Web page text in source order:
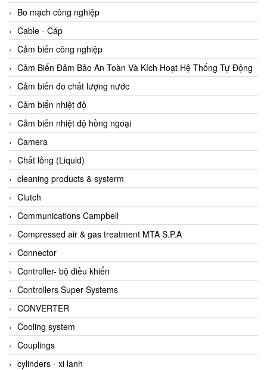
Aichi Tokei Denki Vietnam
Aii Vietnam
AIKOH
AINUO Vietnam
AIR MAJOR
Aira Euro Automation
Airtac Vietnam
Airtec Vietnam
AI-Tek Vietnam
Akerstroms Viet Nam
AKO Armaturen & Separationstechnik
AKO Armaturen & Separationstechnik Vietnam
AKUSENSE
ALA OFFICINE SPA
Albrecht-Automatik Viet Nam
Allen Bradley Vietnam
Alpha Moisture Vietnam
Alpha-Achem Vietnam
Alphino
ALRE-IT Vietnam
Bo mạch công nghiệp
Cable - Cáp
Cảm biến công nghiệp
Cảm Biến Đảm Bảo An Toàn Và Kích Hoạt Hệ Thống Tự Động
Cảm biến đo chất lượng nước
Cảm biến nhiệt độ
Cảm biến nhiệt độ hồng ngoại
Camera
Chất lỏng (Liquid)
cleaning products & systerm
Clutch
Communications Campbell
Compressed air & gas treatment MTA S.P.A
Connector
Controller- bộ điều khiển
Controllers Super Systems
CONVERTER
Cooling system
Couplings
cylinders - xi lanh